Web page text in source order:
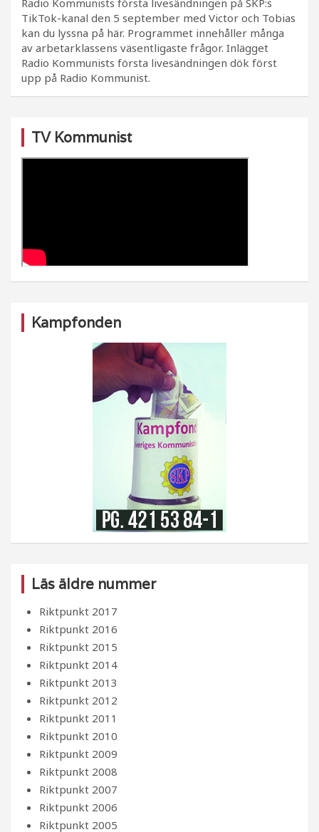
TikTok-kanal den 5 september med Victor och Tobias
kan du lyssna på här. Programmet innehåller många
av arbetarklassens väsentligaste frågor. Inlägget
Radio Kommunists första livesändningen dök först
upp på Radio Kommunist.
TV Kommunist
Kampfonden
Läs äldre nummer
Riktpunkt 2017
Riktpunkt 2016
Riktpunkt 2015
Riktpunkt 2014
Riktpunkt 2013
Riktpunkt 2012
Riktpunkt 2011
Riktpunkt 2010
Riktpunkt 2009
Riktpunkt 2008
Riktpunkt 2007
Riktpunkt 2006
Riktpunkt 2005